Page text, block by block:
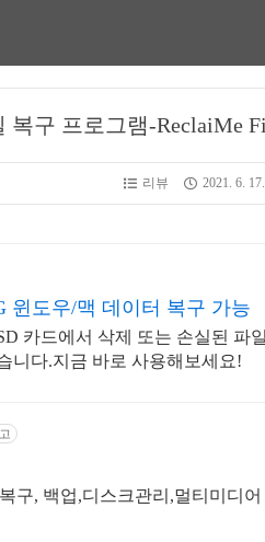
복구 프로그램-ReclaiMe
리뷰 2021. 6.
윈도우/맥 데이터 복구 가능
카드에서 삭제 또는 손실된 파
니다.지금 바로 사용해보세요!
구, 백업,디스크관리,멀티미디어